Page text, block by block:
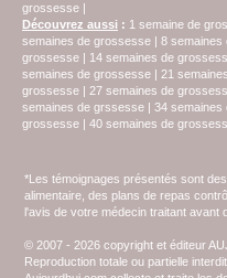
grossesse |
Découvrez aussi : 1 semaine de
semaines de grossesse | 8 semaines
grossesse | 14 semaines de
semaines de grossesse | 21
grossesse | 27 semaines de
semaines de grssesse | 34 semaines
grossesse | 40 semaines de
*Les témoignages présentés sont
alimentaire, des plans de repas
l'avis de votre médecin traitant avant
© 2007 - 2026 copyright et éditeur
Reproduction totale ou partielle